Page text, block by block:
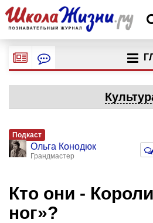
Подкаст
Ольга Конодюк
Грандмастер
Кто они -
ног»?